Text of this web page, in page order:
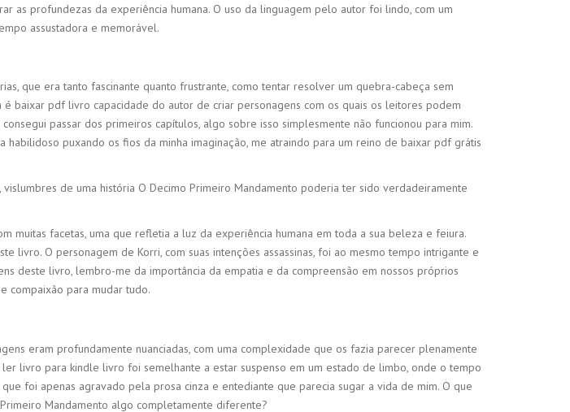
as profundezas da experiência humana. O uso da linguagem pelo autor foi lindo, com um
assustadora e memorável.
que era tanto fascinante quanto frustrante, como tentar resolver um quebra-cabeça sem
baixar pdf livro capacidade do autor de criar personagens com os quais os leitores podem
passar dos primeiros capítulos, algo sobre isso simplesmente não funcionou para mim.
puxando os fios da minha imaginação, me atraindo para um reino de baixar pdf grátis
de uma história O Decimo Primeiro Mandamento poderia ter sido verdadeiramente
muitas facetas, uma que refletia a luz da experiência humana em toda a sua beleza e feiura.
livro. O personagem de Korri, com suas intenções assassinas, foi ao mesmo tempo intrigante e
deste livro, lembro-me da importância da empatia e da compreensão em nossos próprios
compaixão para mudar tudo.
eram profundamente nuanciadas, com uma complexidade que os fazia parecer plenamente
livro para kindle livro foi semelhante a estar suspenso em um estado de limbo, onde o tempo
foi apenas agravado pela prosa cinza e entediante que parecia sugar a vida de mim. O que
Mandamento algo completamente diferente?